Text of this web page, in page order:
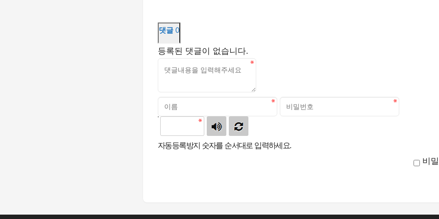
댓글 0
등록된 댓글이 없습니다.
자동등록방지 숫자를 순서대로 입력하세요.
비